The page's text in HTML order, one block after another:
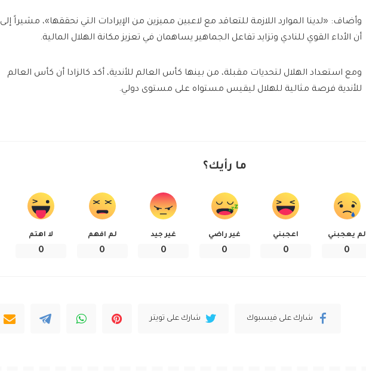
وأضاف: «لدينا الموارد اللازمة للتعاقد مع لاعبين مميزين من الإيرادات التي نحققها»، مشيراً إلى
أن الأداء القوي للنادي وتزايد تفاعل الجماهير يساهمان في تعزيز مكانة الهلال المالية.
ومع استعداد الهلال لتحديات مقبلة، من بينها كأس العالم للأندية، أكد كالزادا أن كأس العالم
للأندية فرصة مثالية للهلال ليقيس مستواه على مستوى دولي.
ما رأيك؟
لم يعجبني
0
اعجبني
0
غير راضي
0
غير جيد
0
لم افهم
0
لا اهتم
0
شارك على فيسبوك شارك على تويتر